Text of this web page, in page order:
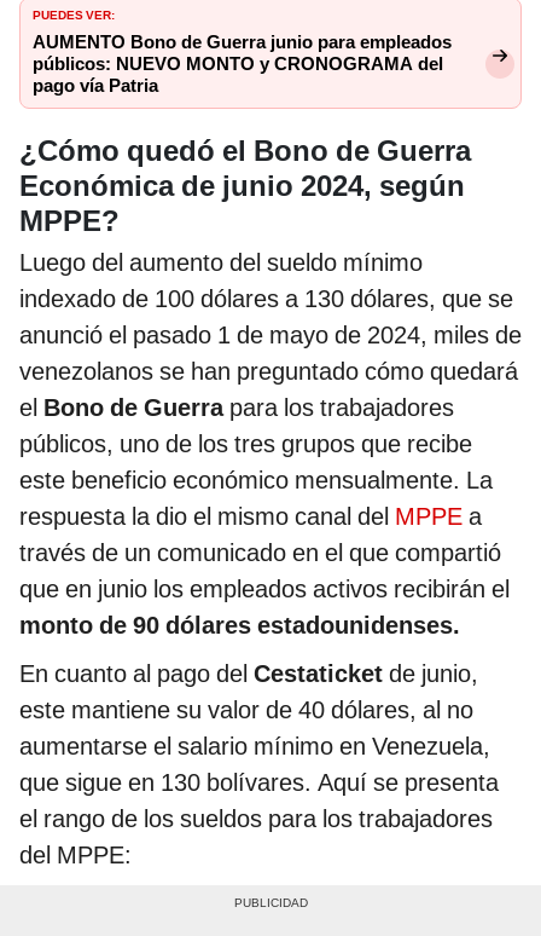
PUEDES VER:
AUMENTO Bono de Guerra junio para empleados
públicos: NUEVO MONTO y CRONOGRAMA del
pago vía Patria
¿Cómo quedó el Bono de Guerra
Económica de junio 2024, según
MPPE?
Luego del aumento del sueldo mínimo
indexado de 100 dólares a 130 dólares, que se
anunció el pasado 1 de mayo de 2024, miles de
venezolanos se han preguntado cómo quedará
el Bono de Guerrapara los trabajadores
públicos, uno de los tres grupos que recibe
este beneficio económico mensualmente. La
respuesta la dio el mismo canal del MPPE a
través de un comunicado en el que compartió
que en junio los empleados activos recibirán el
monto de 90 dólares estadounidenses.
En cuanto al pago del Cestaticket de junio,
este mantiene su valor de 40 dólares, al no
aumentarse el salario mínimo en Venezuela,
que sigue en 130 bolívares. Aquí se presenta
el rango de los sueldos para los trabajadores
del MPPE: